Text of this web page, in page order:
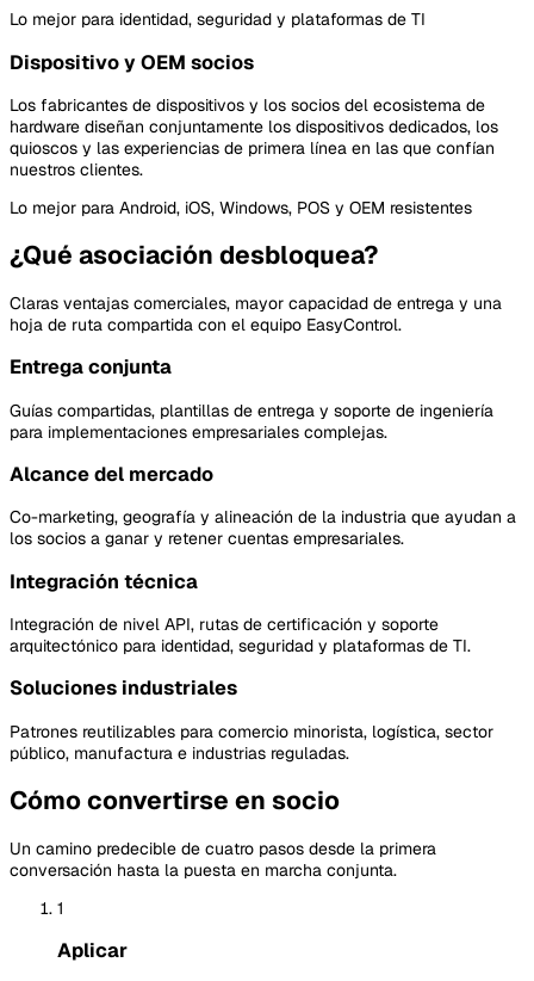
Lo mejor para identidad, seguridad y plataformas de TI
Dispositivo y OEM socios
Los fabricantes de dispositivos y los socios del ecosistema de
hardware diseñan conjuntamente los dispositivos dedicados, los
quioscos y las experiencias de primera línea en las que confían
nuestros clientes.
Lo mejor para Android, iOS, Windows, POS y OEM resistentes
¿Qué asociación desbloquea?
Claras ventajas comerciales, mayor capacidad de entrega y una
hoja de ruta compartida con el equipo EasyControl.
Entrega conjunta
Guías compartidas, plantillas de entrega y soporte de ingeniería
para implementaciones empresariales complejas.
Alcance del mercado
Co-marketing, geografía y alineación de la industria que ayudan a
los socios a ganar y retener cuentas empresariales.
Integración técnica
Integración de nivel API, rutas de certificación y soporte
arquitectónico para identidad, seguridad y plataformas de TI.
Soluciones industriales
Patrones reutilizables para comercio minorista, logística, sector
público, manufactura e industrias reguladas.
Cómo convertirse en socio
Un camino predecible de cuatro pasos desde la primera
conversación hasta la puesta en marcha conjunta.
1
Aplicar